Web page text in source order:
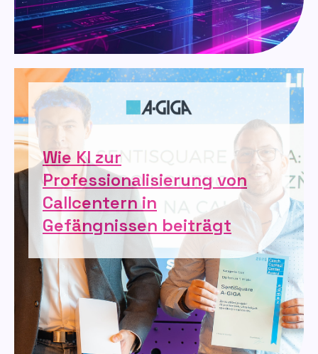
Wie KI zur
Professionalisierung von
Callcentern in
Gefängnissen beiträgt